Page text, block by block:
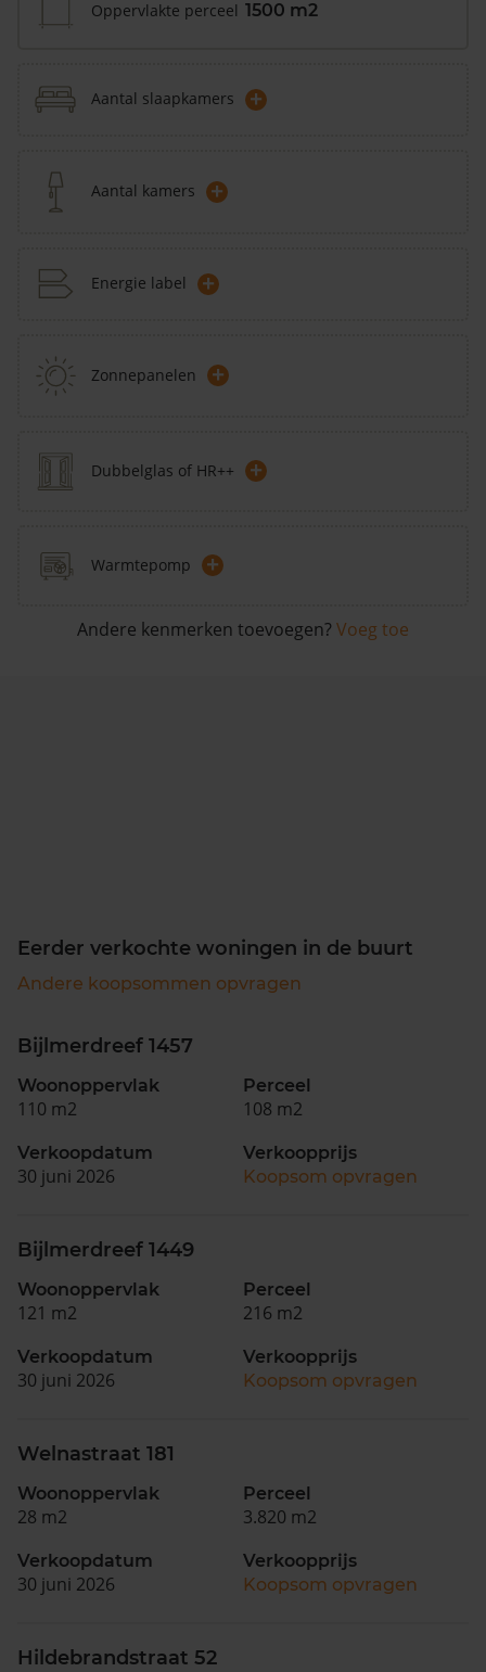
Oppervlakte perceel 1500 m2
Aantal slaapkamers +
Aantal kamers +
Energie label +
Zonnepanelen +
Dubbelglas of HR++ +
Warmtepomp +
Andere kenmerken toevoegen? Voeg toe
Eerder verkochte woningen in de buurt
Andere koopsommen opvragen
Bijlmerdreef 1457
Woonoppervlak
110 m2
Perceel
108 m2
Verkoopdatum
30 juni 2026
Verkoopprijs
Koopsom opvragen
Bijlmerdreef 1449
Woonoppervlak
121 m2
Perceel
216 m2
Verkoopdatum
30 juni 2026
Verkoopprijs
Koopsom opvragen
Welnastraat 181
Woonoppervlak
28 m2
Perceel
3.820 m2
Verkoopdatum
30 juni 2026
Verkoopprijs
Koopsom opvragen
Hildebrandstraat 52